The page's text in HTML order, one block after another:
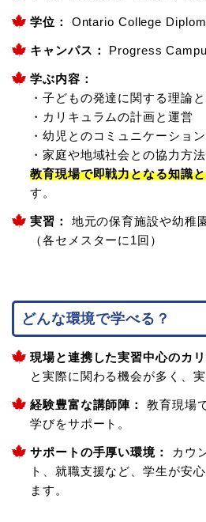
学位： Ontario College
キャンパス： Progress
学ぶ内容：
・子どもの発達に関する理論
・カリキュラムの計画と運営
・幼児とのコミュニケーショ
・家庭や地域社会との協力方
教育現場で即戦力となる知識
す。
実習：
地元の保育施設や幼稚
（各セメスターに1回）
どんな環境で学べる？
現場と連携した実習中心のカリ
と実際に関わる機会が多く、
経験豊富な講師陣：
教育現場
学びをサポート。
サポートの手厚い環境：
カウ
ト、就職支援など、学生が安
ます。